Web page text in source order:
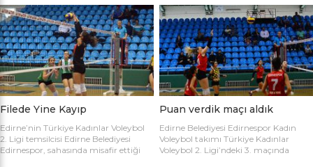
oynamaya hak kazanan takımlar
belirlendi. İlk oynanan yarı final
maçında Atletik Trakya takımını 25-
17, 25-7 ve 25-20’lik setlerle 3-0
mağlup eden Keşan Yıldızı takımı
finale adını ilk yazdıran takım oldu.
Oynanan ikinci maçta Avrupa
Yıldızları ile Kırcasalih […]
Temsilciliği olarak “Evinin Sultanları”
ismiyle Kadın Voleybol Turnuvası
organize ediliyor. 18 yaşını doldurmuş
tüm kadınların katılımına açık olan
turnuvaya katılım için takım
kaptanlarının sporcu listesini sağlık
raporlarıyla(sağlık ocağından
alınması yeterli) birlikte Gençlik Spor
İl […]
Filede Yine Kayıp
Edirne’nin Türkiye Kadınlar Voleybol
2. Ligi temsilcisi Edirne Belediyesi
Edirnespor, sahasında misafir ettiği
Puan verdik maçı aldık
Edirne Belediyesi Edirnespor Kadın
Voleybol takımı Türkiye Kadınlar
Voleybol 2. Ligi’ndeki 3. maçında